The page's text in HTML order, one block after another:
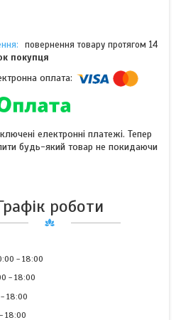
повернення товару протягом 14
покупця
електронні платежі. Тепер
будь-який товар не покидаючи
роботи
18:00
18:00
18:00
18:00